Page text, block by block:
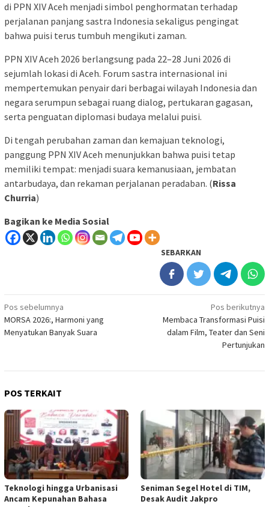
di PPN XIV Aceh menjadi simbol penghormatan terhadap
perjalanan panjang sastra Indonesia sekaligus pengingat
bahwa puisi terus tumbuh mengikuti zaman.
PPN XIV Aceh 2026 berlangsung pada 22–28 Juni 2026 di
sejumlah lokasi di Aceh. Forum sastra internasional ini
mempertemukan penyair dari berbagai wilayah Indonesia dan
negara serumpun sebagai ruang dialog, pertukaran gagasan,
serta penguatan diplomasi budaya melalui puisi.
Di tengah perubahan zaman dan kemajuan teknologi,
panggung PPN XIV Aceh menunjukkan bahwa puisi tetap
memiliki tempat: menjadi suara kemanusiaan, jembatan
antarbudaya, dan rekaman perjalanan peradaban. (Rissa
Churria)
Bagikan ke Media Sosial
SEBARKAN
Navigasi
pos
Pos sebelumnya
MORSA 2026:, Harmoni yang
Menyatukan Banyak Suara
Pos berikutnya
Membaca Transformasi Puisi
dalam Film, Teater dan Seni
Pertunjukan
POS TERKAIT
Teknologi hingga Urbanisasi
Ancam Kepunahan Bahasa
Seniman Segel Hotel di TIM,
Desak Audit Jakpro